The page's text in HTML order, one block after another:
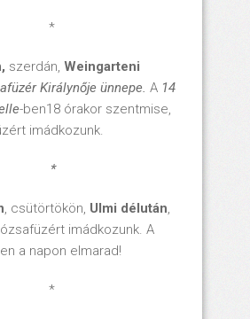
*
szerdán, Weingarteni
Királynője ünnepe. A 14
-ben18 órakor szentmise,
imádkozunk.
*
, csütörtökön, Ulmi délután,
imádkozunk. A
a napon elmarad!
*